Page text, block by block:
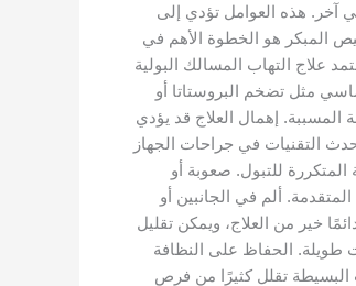
آخر. هذه العوامل تؤدي إلى
المبكر هو الخطوة الأهم في
علاج التهاب المسالك البولية
مثل تضخم البروستاتا أو
المسببة. إهمال العلاج قد يؤدي
التقنيات في جراحات الجهاز
للتبول. صعوبة أو
ألم في الجانبين أو
خير من العلاج، ويمكن تقليل
طويلة. الحفاظ على النظافة
البسيطة تقلل كثيرًا من فرص